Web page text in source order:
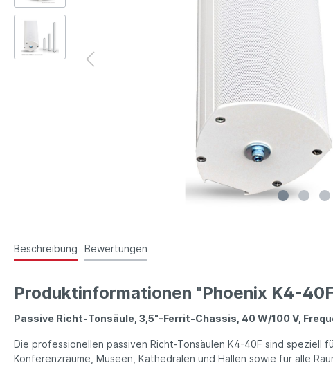
Beschreibung Bewertungen
Produktinformationen "Phoenix K4-
Passive Richt-Tonsäule, 3,5"-Ferrit-Chassis, 40 W/100 V,
Die professionellen passiven Richt-Tonsäulen K4-40F sind speziell
Konferenzräume, Museen, Kathedralen und Hallen sowie für alle